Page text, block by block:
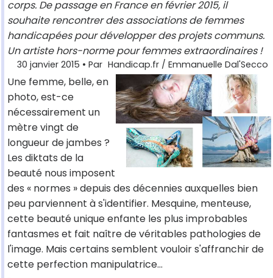
corps. De passage en France en février 2015, il
souhaite rencontrer des associations de femmes
handicapées pour développer des projets communs.
Un artiste hors-norme pour femmes extraordinaires !
30 janvier 2015 • Par Handicap.fr / Emmanuelle Dal'Secco
Une femme, belle, en
photo, est-ce
nécessairement un
mètre vingt de
longueur de jambes ?
Les diktats de la
beauté nous imposent
des « normes » depuis des décennies auxquelles bien
peu parviennent à s'identifier. Mesquine, menteuse,
cette beauté unique enfante les plus improbables
fantasmes et fait naître de véritables pathologies de
l'image. Mais certains semblent vouloir s'affranchir de
cette perfection manipulatrice...